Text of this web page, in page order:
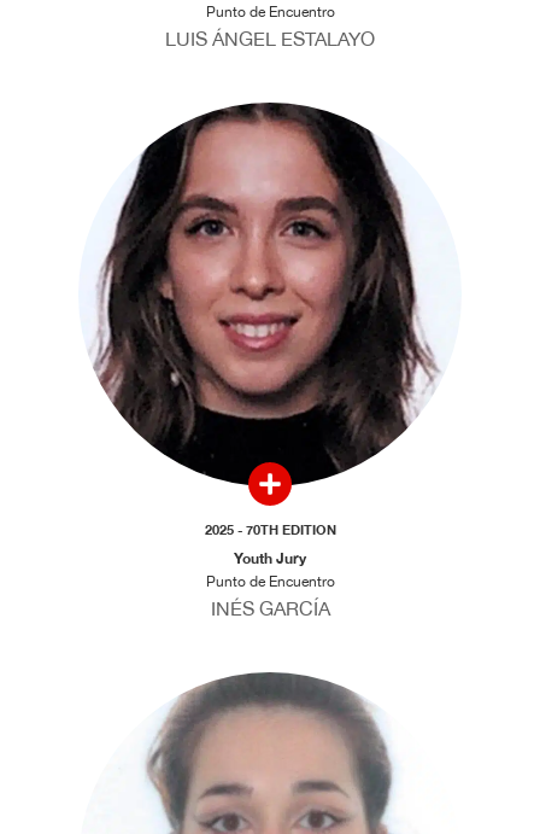
Punto de Encuentro
LUIS ÁNGEL ESTALAYO
2025 - 70TH EDITION
Youth Jury
Punto de Encuentro
INÉS GARCÍA